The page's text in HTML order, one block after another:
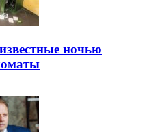
ночью